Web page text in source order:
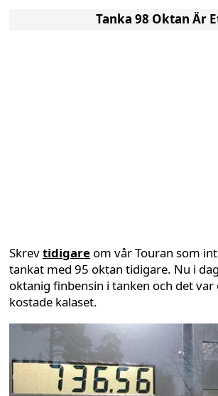
Tanka 98 Oktan Är
Skrevtidigare om vår Touran som
tankat med 95 oktan tidigare. Nu i
oktanig finbensin i tanken och det
kostade kalaset.